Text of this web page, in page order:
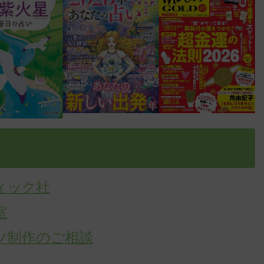
ック社
制作のご相談